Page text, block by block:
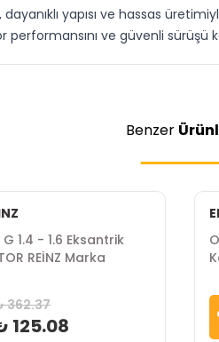
yapısı ve hassas
ve güvenli sürüşü
Benzer
1.4 - 1.6 Eksantrik
REİNZ Marka
362.37
125.08